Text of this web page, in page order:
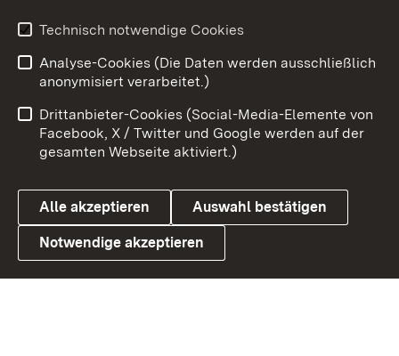
Youtube
Link zum Landesportal
Benutzungshinweise
Barrierefreiheit
Datenschutz
Cookies
Technisch notwendige Cookies
Analyse-Cookies (Die Daten werden ausschließlich
anonymisiert verarbeitet.)
Drittanbieter-Cookies (Social-Media-Elemente von
Facebook, X / Twitter und Google werden auf der
gesamten Webseite aktiviert.)
Alle akzeptieren Auswahl bestätigen
Notwendige akzeptieren